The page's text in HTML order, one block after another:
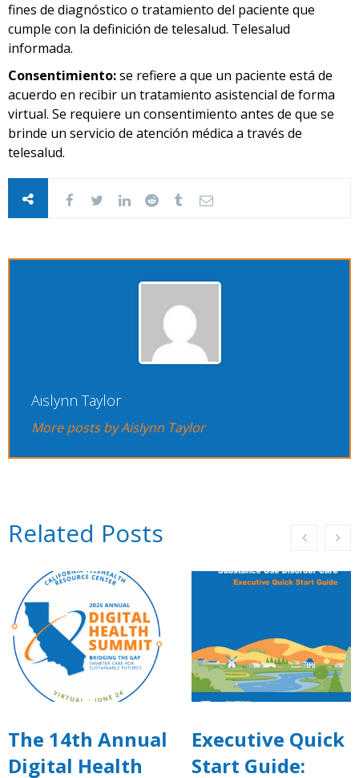
fines de diagnóstico o tratamiento del paciente que
cumple con la definición de telesalud. Telesalud
informada.
Consentimiento:se refiere a que un paciente está de
acuerdo en recibir un tratamiento asistencial de forma
virtual. Se requiere un consentimiento antes de que se
brinde un servicio de atención médica a través de
telesalud.
Aislynn Taylor
More posts by Aislynn Taylor
Related Posts
The 14th Annual
Digital Health
Executive Quick
Start Guide: